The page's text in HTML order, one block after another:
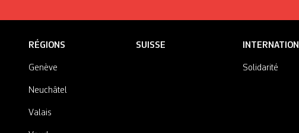
RÉGIONS
Genève
Neuchâtel
Valais
SUISSE
Solidarité